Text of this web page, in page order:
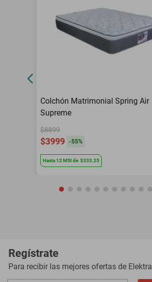
Colchón Matrimonial Spring Air
Supreme
$8899
$3999 -55%
Hasta12 MSIde $333.25
Regístrate
Para recibir las mejores ofertas de Elektra